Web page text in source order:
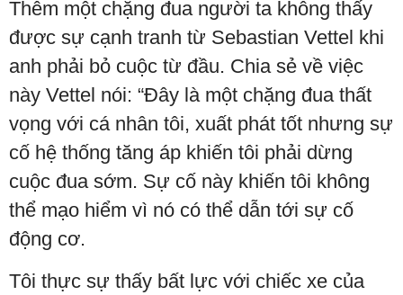
Thêm một chặng đua người ta không thấy
được sự cạnh tranh từ Sebastian Vettel khi
anh phải bỏ cuộc từ đầu. Chia sẻ về việc
này Vettel nói: “Đây là một chặng đua thất
vọng với cá nhân tôi, xuất phát tốt nhưng sự
cố hệ thống tăng áp khiến tôi phải dừng
cuộc đua sớm. Sự cố này khiến tôi không
thể mạo hiểm vì nó có thể dẫn tới sự cố
động cơ.
Tôi thực sự thấy bất lực với chiếc xe của